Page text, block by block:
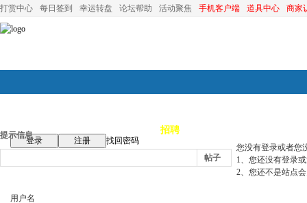
打赏中心 每日签到 幸运转盘 论坛帮助 活动聚焦 手机客户端 道具中心 商家
论坛首页 招聘
登录 注册
找回密码
帖子
提示信息
您没有登录或者您
1、您还没有登录
2、您还不是站点
用户名